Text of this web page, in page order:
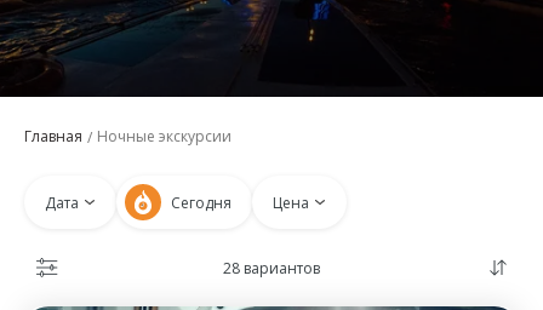
Главная Ночные экскурсии
Дата Сегодня Цена
28 вариантов